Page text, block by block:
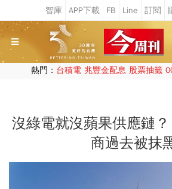
熱門： 台積電 兆豐金配息 股票抽籤
沒綠電就沒蘋果供應鏈
商過去被抹